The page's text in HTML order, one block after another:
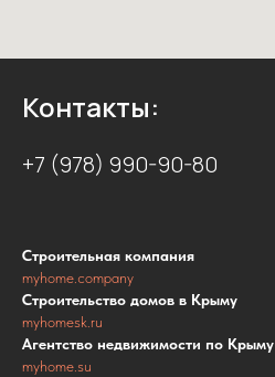
Контакты:
+7 (978) 990-90-80
Строительная компания
myhome.company
Строительство домов в Крыму
myhomesk.ru
Агентство недвижимости по Крыму
myhome.su